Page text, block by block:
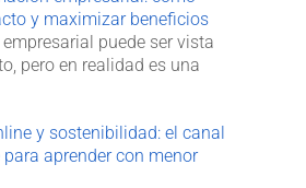
y maximizar beneficios
puede ser vista
pero en realidad es una
y sostenibilidad: el canal
aprender con menor